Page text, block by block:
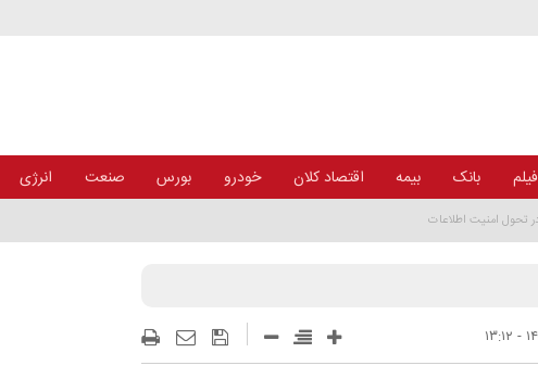
فیلم بانک بیمه اقتصاد کلان خودرو بورس صنعت انرژی